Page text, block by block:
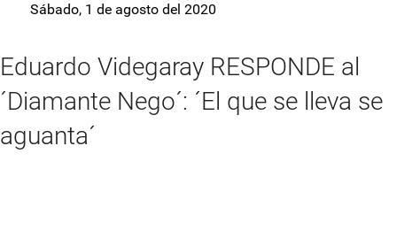
Sábado, 1 de agosto del 2020
Eduardo Videgaray RESPONDE al
´Diamante Nego´: ´El que se lleva se
aguanta´